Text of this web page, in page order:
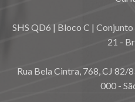
SHS QD6 | Bloco C |
21 -
Rua Bela Cintra, 768, CJ 82/
000 -